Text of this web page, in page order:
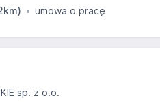
umowa o pracę
sp. z o.o.